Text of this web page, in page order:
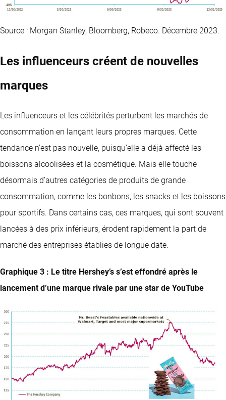
Source : Morgan Stanley, Bloomberg, Robeco. Décembre 2023.
Les influenceurs créent de nouvelles
marques
Les influenceurs et les célébrités perturbent les marchés de
consommation en lançant leurs propres marques. Cette
tendance n’est pas nouvelle, puisqu’elle a déjà affecté les
boissons alcoolisées et la cosmétique. Mais elle touche
désormais d’autres catégories de produits de grande
consommation, comme les bonbons, les snacks et les boissons
pour sportifs. Dans certains cas, ces marques, qui sont souvent
lancées à des prix inférieurs, érodent rapidement la part de
marché des entreprises établies de longue date.
Graphique 3 : Le titre Hershey’s s’est effondré après le
lancement d’une marque rivale par une star de YouTube